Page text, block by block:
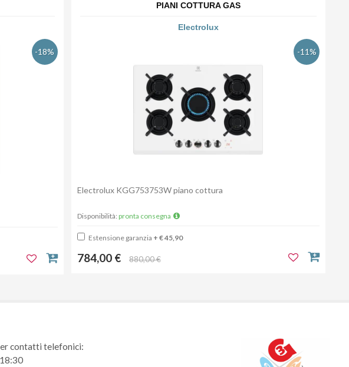
-18%
PIANI COTTURA GAS
Electrolux
-11%
Electrolux KGG753753W piano cottura
Disponibilità: pronta consegna
Estensione garanzia + € 45,90
784,00 € 880,00 €
contatti telefonici: